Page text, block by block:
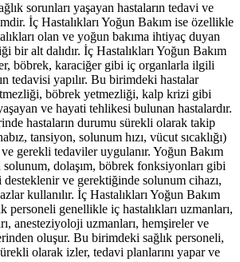
sorunları yaşayan hastaların tedavi ve
İç Hastalıkları Yoğun Bakım ise özellikle
olan ve yoğun bakıma ihtiyaç duyan
bir alt dalıdır. İç Hastalıkları Yoğun Bakım
böbrek, karaciğer gibi iç organlarla ilgili
tedavisi yapılır. Bu birimdeki hastalar
böbrek yetmezliği, kalp krizi gibi
ve hayati tehlikesi bulunan hastalardır.
hastaların durumu sürekli olarak takip
tansiyon, solunum hızı, vücut sıcaklığı)
gerekli tedaviler uygulanır. Yoğun Bakım
solunum, dolaşım, böbrek fonksiyonları gibi
ve gerektiğinde solunum cihazı,
kullanılır. İç Hastalıkları Yoğun Bakım
personeli genellikle iç hastalıkları uzmanları,
anesteziyoloji uzmanları, hemşireler ve
oluşur. Bu birimdeki sağlık personeli,
olarak izler, tedavi planlarını yapar ve